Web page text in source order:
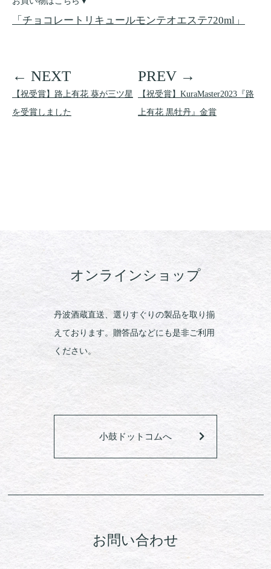
「チョコレートリキュールモンテオエステ720ml」
【祝受賞】路上有花 葵が三ツ星
を受賞しました
【祝受賞】KuraMaster2023『路
上有花 黒牡丹』金賞
オンラインショップ
丹波酒蔵直送、選りすぐりの製品を取り揃
えております。贈答品などにも是非ご利用
ください。
小鼓ドットコムへ
お問い合わせ